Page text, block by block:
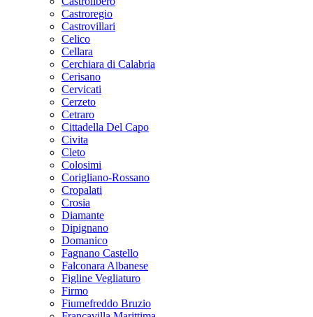
Castroregio
Castrovillari
Celico
Cellara
Cerchiara di Calabria
Cerisano
Cervicati
Cerzeto
Cetraro
Cittadella Del Capo
Civita
Cleto
Colosimi
Corigliano-Rossano
Cropalati
Crosia
Diamante
Dipignano
Domanico
Fagnano Castello
Falconara Albanese
Figline Vegliaturo
Firmo
Fiumefreddo Bruzio